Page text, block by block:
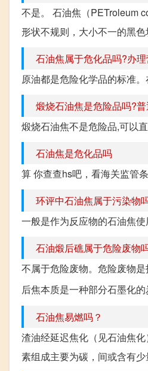
不是。 石油焦（PETroleum
形状不规则，大小不一的黑
石油焦属于危化品吗?办
原油都是危险化学品的标准
煅烧石油焦是危险品吗?
煅烧石油焦不是危险品,可以
石油焦是危化品吗
算 你查查hs吧，看海关监管
环评中石油焦属于污染物
一般是作为反应物的石油焦
石油煅后礁属于危险废物
不属于危险废物。危险废物
后焦本质是一种部分石墨化
石油焦易燃吗？
渣油经延迟焦化（见石油焦
素组成主要为碳，间或含有